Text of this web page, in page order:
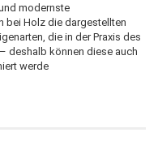
modernste
bei Holz die dargestellten
die in der Praxis des
deshalb können diese auch
werde